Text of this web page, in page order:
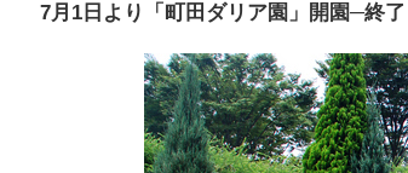
7月1日より「町田ダリア園」開園─終